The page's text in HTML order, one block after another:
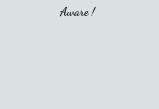
Aware !